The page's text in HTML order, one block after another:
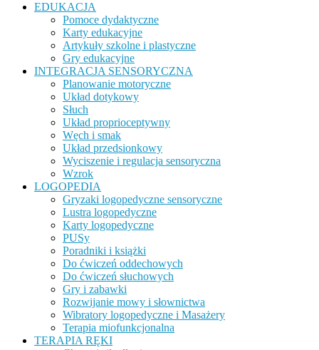
EDUKACJA
Pomoce dydaktyczne
Karty edukacyjne
Artykuły szkolne i plastyczne
Gry edukacyjne
INTEGRACJA SENSORYCZNA
Planowanie motoryczne
Układ dotykowy
Słuch
Układ proprioceptywny
Węch i smak
Układ przedsionkowy
Wyciszenie i regulacja sensoryczna
Wzrok
LOGOPEDIA
Gryzaki logopedyczne sensoryczne
Lustra logopedyczne
Karty logopedyczne
PUSy
Poradniki i książki
Do ćwiczeń oddechowych
Do ćwiczeń słuchowych
Gry i zabawki
Rozwijanie mowy i słownictwa
Wibratory logopedyczne i Masażery
Terapia miofunkcjonalna
TERAPIA RĘKI